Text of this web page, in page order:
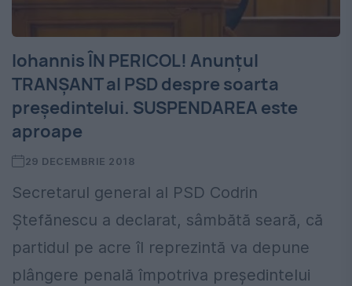
Iohannis ÎN PERICOL! Anunțul
TRANȘANT al PSD despre soarta
președintelui. SUSPENDAREA este
aproape
29 DECEMBRIE 2018
Secretarul general al PSD Codrin
Ștefănescu a declarat, sâmbătă seară, că
partidul pe acre îl reprezintă va depune
plângere penală împotriva președintelui